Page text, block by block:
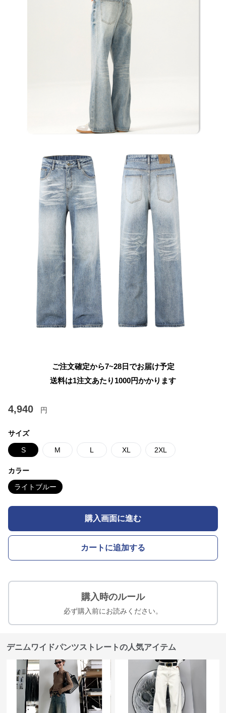
ご注文確定から7~28日でお届け予定
送料は1注文あたり 1000円かかります
4,940 円
サイズ
S M L XL 2XL
カラー
ライトブルー
購入画面に進む
カートに追加する
購入時のルール
必ず購入前にお読みください。
デニムワイドパンツストレートの人気アイテム